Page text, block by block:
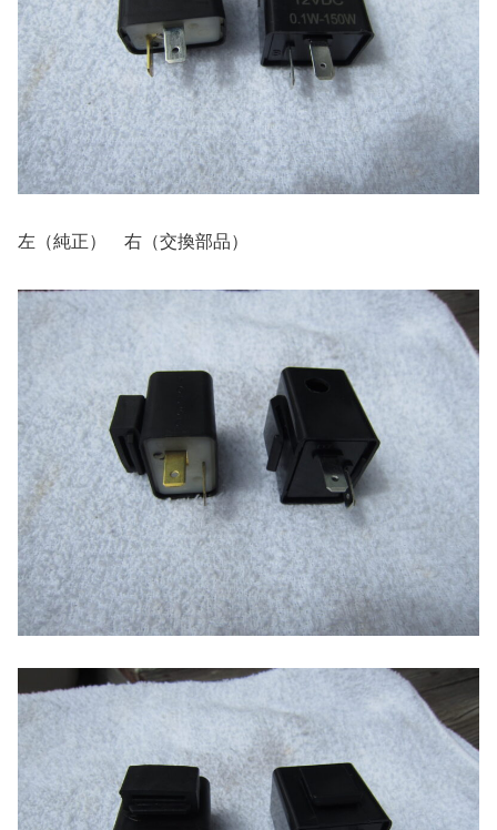
左（純正） 右（交換部品）